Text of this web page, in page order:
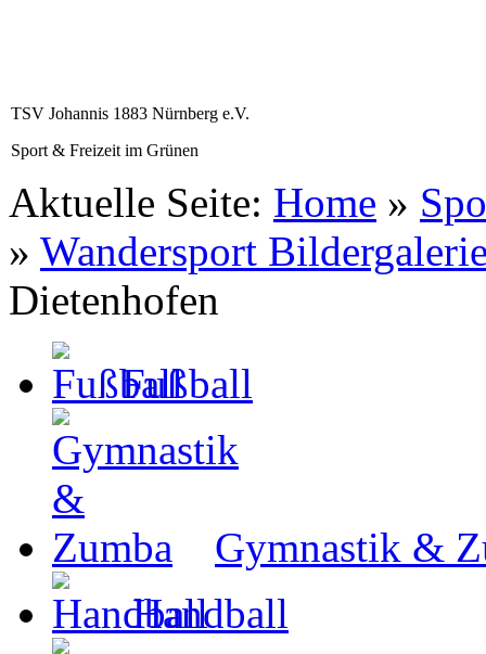
TSV Johannis 1883 Nürnberg e.V.
Sport & Freizeit im Grünen
Aktuelle Seite: Home »
» Wandersport
Dietenhofen
Fußball
Gymnastik &
Handball